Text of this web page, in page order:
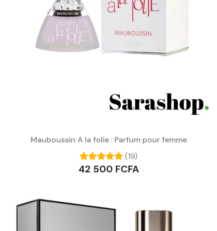
Mauboussin A la folie : Parfum pour femme
(19)
42 500 FCFA